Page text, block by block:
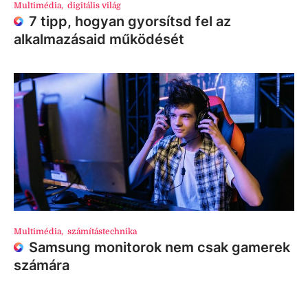
Multimédia, digitális világ
7 tipp, hogyan gyorsítsd fel az
alkalmazásaid működését
Multimédia, számítástechnika
Samsung monitorok nem csak gamerek
számára